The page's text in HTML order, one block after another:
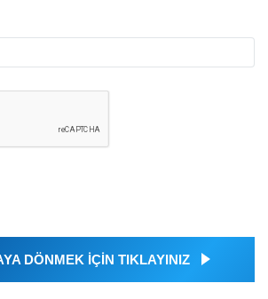
DÖNMEK İÇİN TIKLAYINIZ